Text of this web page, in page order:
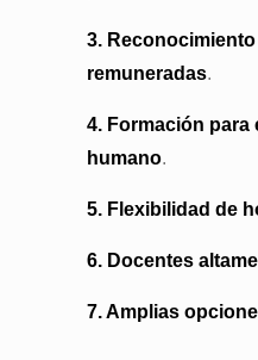
3.
remuneradas.
4. Formación para
humano.
5. Flexibilidad de
6. Docentes
7. Amplias